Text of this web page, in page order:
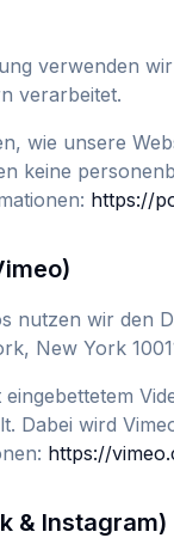
verwenden
verarbeitet.
wie unsere
keine
https://
nutzen wir den
New York
Dabei wird
https://
& Instagram)